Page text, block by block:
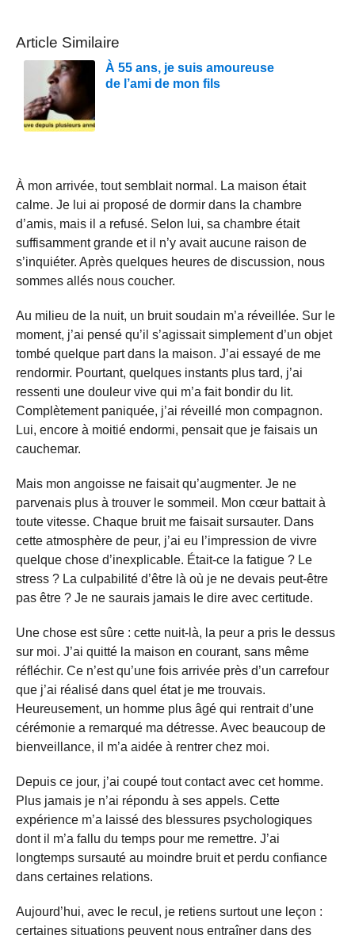
Article Similaire
À 55 ans, je suis amoureuse
de l’ami de mon fils
À mon arrivée, tout semblait normal. La maison était
calme. Je lui ai proposé de dormir dans la chambre
d’amis, mais il a refusé. Selon lui, sa chambre était
suffisamment grande et il n’y avait aucune raison de
s’inquiéter. Après quelques heures de discussion, nous
sommes allés nous coucher.
Au milieu de la nuit, un bruit soudain m’a réveillée. Sur le
moment, j’ai pensé qu’il s’agissait simplement d’un objet
tombé quelque part dans la maison. J’ai essayé de me
rendormir. Pourtant, quelques instants plus tard, j’ai
ressenti une douleur vive qui m’a fait bondir du lit.
Complètement paniquée, j’ai réveillé mon compagnon.
Lui, encore à moitié endormi, pensait que je faisais un
cauchemar.
Mais mon angoisse ne faisait qu’augmenter. Je ne
parvenais plus à trouver le sommeil. Mon cœur battait à
toute vitesse. Chaque bruit me faisait sursauter. Dans
cette atmosphère de peur, j’ai eu l’impression de vivre
quelque chose d’inexplicable. Était-ce la fatigue ? Le
stress ? La culpabilité d’être là où je ne devais peut-être
pas être ? Je ne saurais jamais le dire avec certitude.
Une chose est sûre : cette nuit-là, la peur a pris le dessus
sur moi. J’ai quitté la maison en courant, sans même
réfléchir. Ce n’est qu’une fois arrivée près d’un carrefour
que j’ai réalisé dans quel état je me trouvais.
Heureusement, un homme plus âgé qui rentrait d’une
cérémonie a remarqué ma détresse. Avec beaucoup de
bienveillance, il m’a aidée à rentrer chez moi.
Depuis ce jour, j’ai coupé tout contact avec cet homme.
Plus jamais je n’ai répondu à ses appels. Cette
expérience m’a laissé des blessures psychologiques
dont il m’a fallu du temps pour me remettre. J’ai
longtemps sursauté au moindre bruit et perdu confiance
dans certaines relations.
Aujourd’hui, avec le recul, je retiens surtout une leçon :
certaines situations peuvent nous entraîner dans des